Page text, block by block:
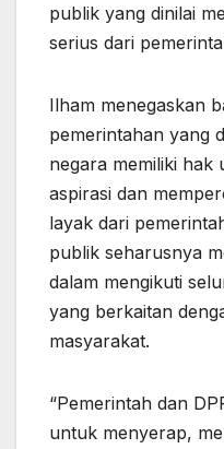
publik yang dinilai
serius dari
Ilham menegaskan
pemerintahan yang
negara memiliki hak
aspirasi dan
layak dari
publik seharusnya
dalam mengikuti
yang berkaitan
masyarakat.
“Pemerintah dan
untuk menyerap,